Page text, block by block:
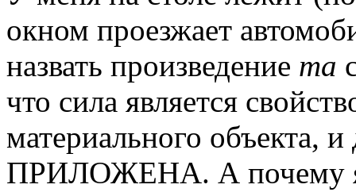
окном проезжает
назвать произведение ma
что сила является
материального объекта,
ПРИЛОЖЕНА. А почему я